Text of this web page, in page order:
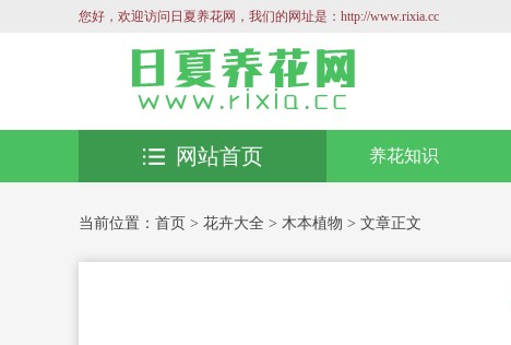
您好，欢迎访问日夏养花网，我们的网址是：http://www.rixia.cc
养花知识
网站首页
当前位置： 首页 > 花卉大全 > 木本植物 > 文章正文